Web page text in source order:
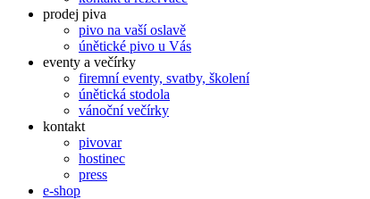
prodej piva
pivo na vaší oslavě
únětické pivo u Vás
eventy a večírky
firemní eventy, svatby, školení
únětická stodola
vánoční večírky
kontakt
pivovar
hostinec
press
e-shop